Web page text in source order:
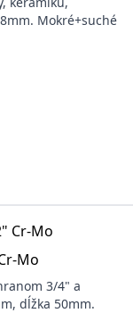
Mokré+suché
Mo
3/4" a
dĺžka 50mm.